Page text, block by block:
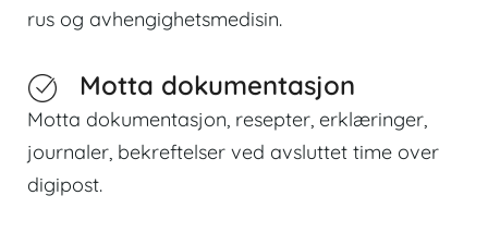
rus og avhengighetsmedisin.
Motta dokumentasjon
Motta dokumentasjon, resepter, erklæringer,
journaler, bekreftelser ved avsluttet time over
digipost.